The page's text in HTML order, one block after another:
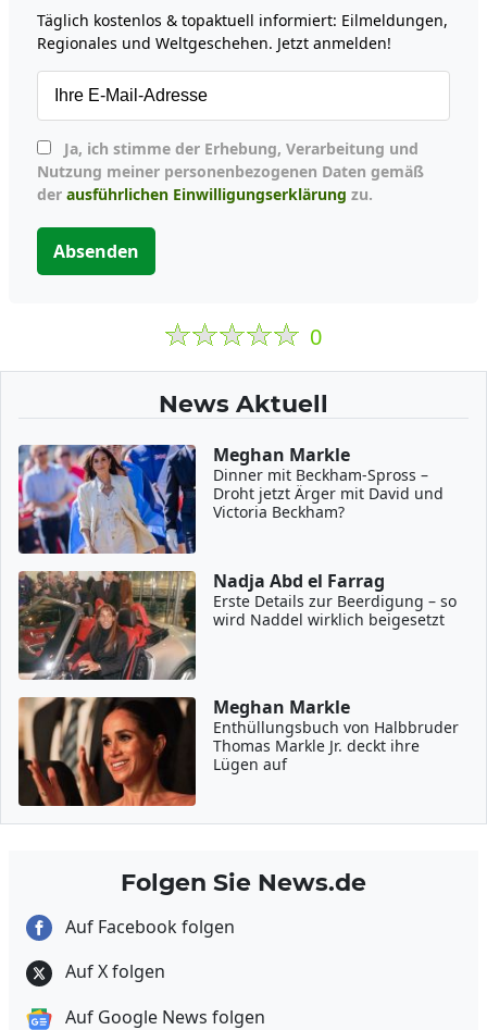
Täglich kostenlos & topaktuell informiert: Eilmeldungen,
Regionales und Weltgeschehen. Jetzt anmelden!
Nutzung meiner personenbezogenen Daten gemäß
der ausführlichen Einwilligungserklärung zu.
Absenden
0
News Aktuell
Meghan Markle
Dinner mit Beckham-Spross –
Droht jetzt Ärger mit David und
Victoria Beckham?
Nadja Abd el Farrag
Erste Details zur Beerdigung – so
wird Naddel wirklich beigesetzt
Meghan Markle
Enthüllungsbuch von Halbbruder
Thomas Markle Jr. deckt ihre
Lügen auf
Folgen Sie News.de
Auf Facebook folgen
Auf X folgen
Auf Google News folgen